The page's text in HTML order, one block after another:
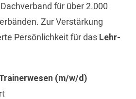
für über 2.000
Zur Verstärkung
Persönlichkeit für das Lehr-
(m/w/d)